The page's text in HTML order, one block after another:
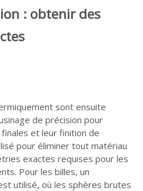
: obtenir des
sont ensuite
de précision pour
et leur finition de
pour éliminer tout matériau
exactes requises pour les
Pour les billes, un
utilisé, où les sphères brutes